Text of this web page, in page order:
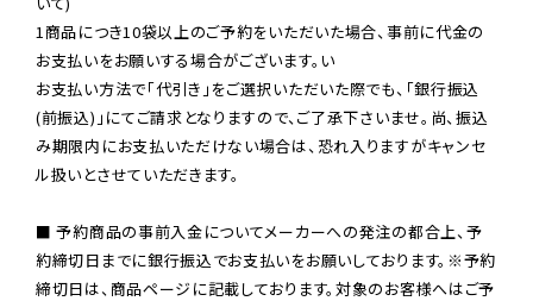
1商品につき10袋以上のご予約をいただいた場合、事前に代金の
お支払いをお願いする場合がございます。い
お支払い方法で「代引き」をご選択いただいた際でも、「銀行振込
(前振込)」にてご請求となりますので、ご了承下さいませ。尚、振込
み期限内にお支払いただけない場合は、恐れ入りますがキャンセ
ル扱いとさせていただきます。
■ 予約商品の事前入金についてメーカーへの発注の都合上、予
約締切日までに銀行振込でお支払いをお願いしております。※予約
締切日は、商品ページに記載しております。対象のお客様へはご予